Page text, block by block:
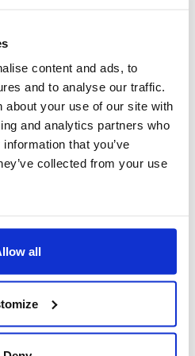
content and ads, to
and to analyse our traffic.
about your use of our site with
and analytics partners who
that you’ve
collected from your use
all
classificato in base a
liberamente create e gestite
a più livelli
dal contenitore logico di
in relazione il documento